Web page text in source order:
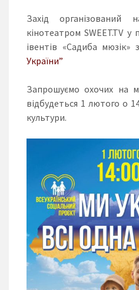
Захід організований
кінотеатром SWEET.TV у
івентів «Садиба мюзік»
України”
Запрошуємо охочих на
відбудеться 1 лютого о
культури.